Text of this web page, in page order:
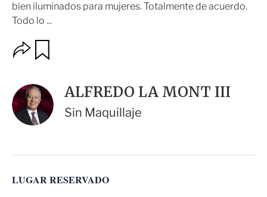
bien iluminados para mujeres. Totalmente de acuerdo.
Todo lo ...
O
p
o
n
e
s
c
m
a
r
ALFREDO LA MONT III
Sin Maquillaje
LUGAR RESERVADO